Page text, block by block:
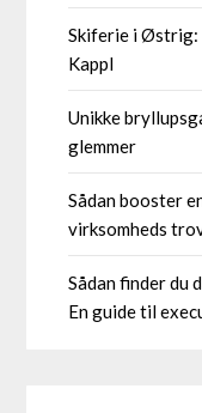
Skiferie i Østrig:
Kappl
Unikke
glemmer
Sådan booster
virksomheds
Sådan finder du
En guide til